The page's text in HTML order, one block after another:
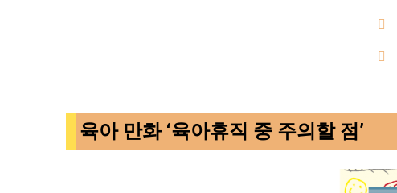
육아 만화 ‘육아휴직 중 주의할 점’